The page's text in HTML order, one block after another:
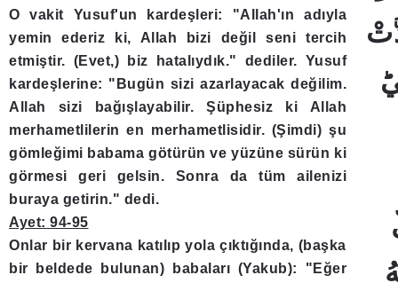
O vakit Yusuf'un kardeşleri: "Allah'ın adıyla
yemin ederiz ki, Allah bizi değil seni tercih
etmiştir. (Evet,) biz hatalıydık." dediler. Yusuf
kardeşlerine: "Bugün sizi azarlayacak değilim.
Allah sizi bağışlayabilir. Şüphesiz ki Allah
merhametlilerin en merhametlisidir. (Şimdi) şu
gömleğimi babama götürün ve yüzüne sürün ki
görmesi geri gelsin. Sonra da tüm ailenizi
buraya getirin." dedi.
Ayet: 94-95
Onlar bir kervana katılıp yola çıktığında, (başka
bir beldede bulunan) babaları (Yakub): "Eğer